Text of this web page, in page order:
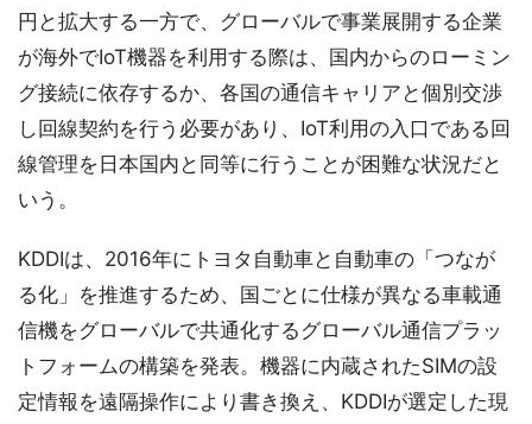
円と拡大する一方で、グローバルで事業展開する企業
が海外でIoT機器を利用する際は、国内からのローミン
グ接続に依存するか、各国の通信キャリアと個別交渉
し回線契約を行う必要があり、IoT利用の入口である回
線管理を日本国内と同等に行うことが困難な状況だと
いう。
KDDIは、2016年にトヨタ自動車と自動車の「つなが
る化」を推進するため、国ごとに仕様が異なる車載通
信機をグローバルで共通化するグローバル通信プラッ
トフォームの構築を発表。機器に内蔵されたSIMの設
定情報を遠隔操作により書き換え、KDDIが選定した現